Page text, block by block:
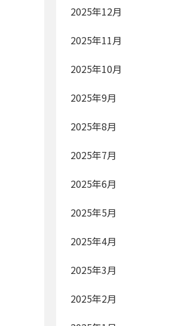
2025年12月
2025年11月
2025年10月
2025年9月
2025年8月
2025年7月
2025年6月
2025年5月
2025年4月
2025年3月
2025年2月